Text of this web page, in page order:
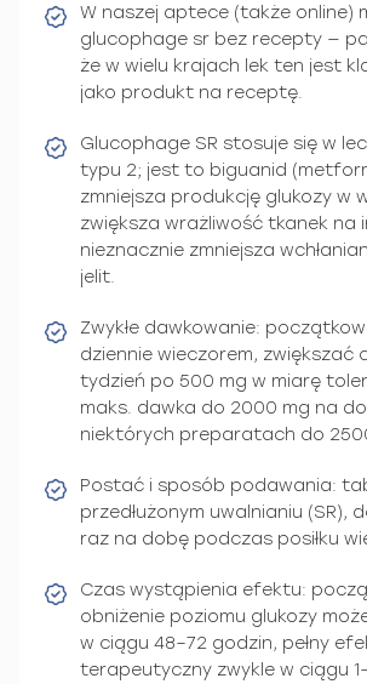
W naszej aptece (także online)
glucophage sr bez recepty —
że w wielu krajach lek ten jest
jako produkt na receptę.
Glucophage SR stosuje się w
typu 2; jest to biguanid
zmniejsza produkcję glukozy w
zwiększa wrażliwość tkanek na
nieznacznie zmniejsza
jelit.
Zwykłe dawkowanie:
dziennie wieczorem, zwiększać
tydzień po 500 mg w miarę
maks. dawka do 2000 mg na
niektórych preparatach do
Postać i sposób podawania:
przedłużonym uwalnianiu (SR),
raz na dobę podczas posiłku
Czas wystąpienia efektu:
obniżenie poziomu glukozy
w ciągu 48–72 godzin, pełny
terapeutyczny zwykle w ciągu